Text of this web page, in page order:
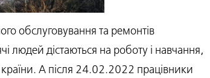
обслуговування та ремонтів
людей дістаються на роботу і навчання,
А після 24.02.2022 працівники